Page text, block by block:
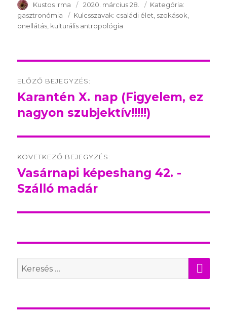
SzerzÅ
Kustos Irma Közzétéve:
2020. március 28. Kategória:
gasztronómia
Kulcsszavak: Kulcsszavak:
családi élet szokások
önellátás kulturális antropológia
navigation
ELŐZŐ BEJEGYZÉS:
Előző
bejegyzés:
Karantén X. nap (Figyelem, ez
nagyon szubjektív!!!!!)
KÖVETKEZŐ BEJEGYZÉS:
Következő
bejegyzés:
Vasárnapi képeshang 42. -
Szálló madár
Search
for: